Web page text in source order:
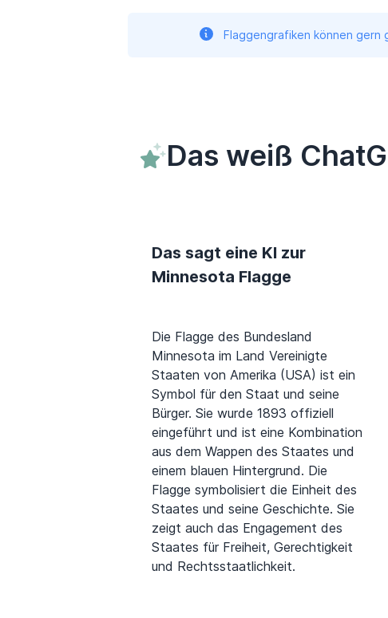
Flaggengrafiken können gern
Das weiß
Das sagt eine KI zur
Minnesota Flagge
Die Flagge des Bundesland
Minnesota im Land Vereinigte
Staaten von Amerika (USA) ist ein
Symbol für den Staat und seine
Bürger. Sie wurde 1893 offiziell
eingeführt und ist eine Kombination
aus dem Wappen des Staates und
einem blauen Hintergrund. Die
Flagge symbolisiert die Einheit des
Staates und seine Geschichte. Sie
zeigt auch das Engagement des
Staates für Freiheit, Gerechtigkeit
und Rechtsstaatlichkeit.